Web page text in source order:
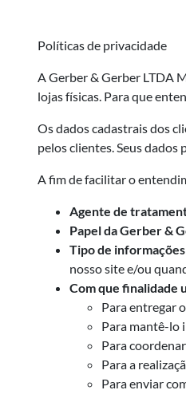
Políticas de privacidade
A Gerber & Gerber LTDA
lojas físicas. Para que
Os dados cadastrais dos
pelos clientes. Seus dados
A fim de facilitar o
Agente de
Papel da Gerber &
Tipo de
nosso site e/ou
Com que finalidade
Para entregar
Para mantê-lo
Para
Para a
Para enviar